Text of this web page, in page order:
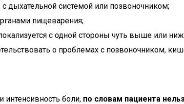
дыхательной системой или позвоночником;
пищеварения;
с одной стороны чуть выше или
о проблемах с позвоночником,
интенсивность боли, по словам пациента